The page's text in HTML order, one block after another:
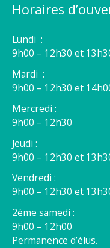
Horaires
Lundi :
9h00 – 12h30 et
Mardi :
9h00 – 12h30 et
Mercredi :
9h00 – 12h30
Jeudi :
9h00 – 12h30 et
Vendredi :
9h00 – 12h30 et
2éme samedi :
9h00 – 12h00
Permanence d’élus.